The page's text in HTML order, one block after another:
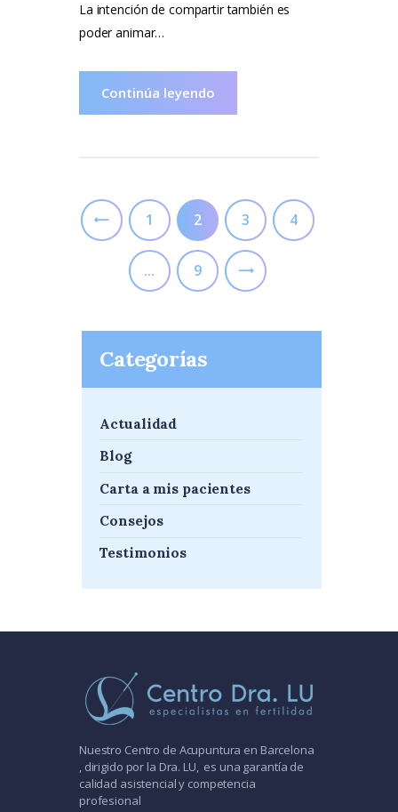
La intención de compartir también es
poder animar…
Continúa leyendo
de
entradas
<
PÁGINA
1 PÁGINA
2 PÁGINA
3 PÁGINA
4
… PÁGINA
9
Categorías
Actualidad
Blog
Carta a mis pacientes
Consejos
Testimonios
Nuestro Centro de Acupuntura en Barcelona
, dirigido por la Dra. LU, es una garantía de
calidad asistencial y competencia
profesional